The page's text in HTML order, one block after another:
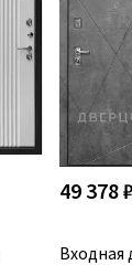
49 378 ₽
Входная